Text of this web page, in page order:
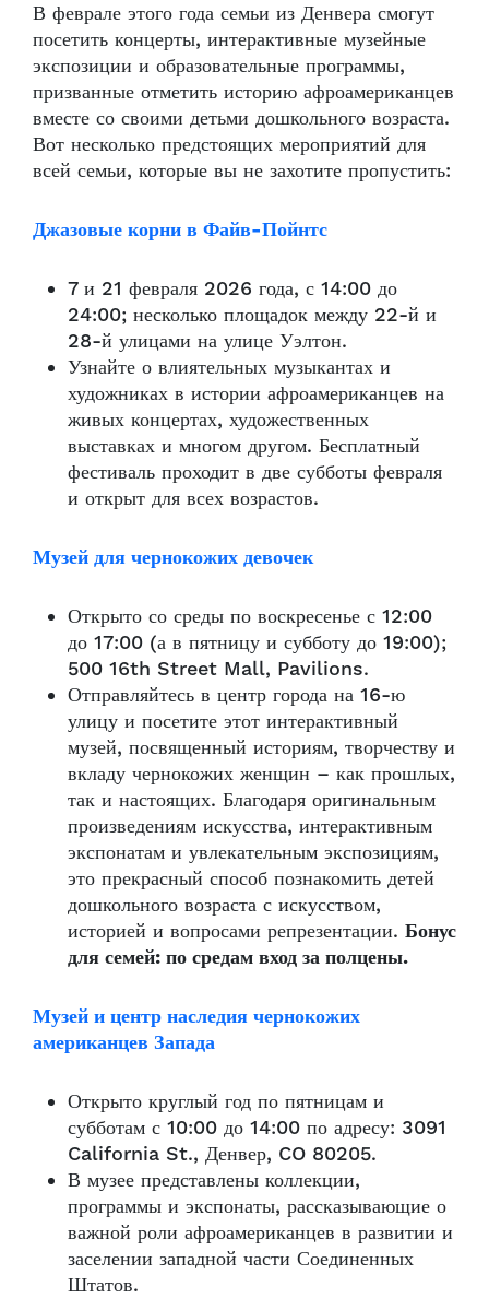
В феврале этого года семьи из Денвера смогут
посетить концерты, интерактивные музейные
экспозиции и образовательные программы,
призванные отметить историю афроамериканцев
вместе со своими детьми дошкольного возраста.
Вот несколько предстоящих мероприятий для
всей семьи, которые вы не захотите пропустить:
Джазовые корни в Файв-Пойнтс
7 и 21 февраля 2026 года, с 14:00 до
24:00; несколько площадок между 22-й и
28-й улицами на улице Уэлтон.
Узнайте о влиятельных музыкантах и
художниках в истории афроамериканцев на
живых концертах, художественных
выставках и многом другом. Бесплатный
фестиваль проходит в две субботы февраля
и открыт для всех возрастов.
Музей для чернокожих девочек
Открыто со среды по воскресенье с 12:00
до 17:00 (а в пятницу и субботу до 19:00);
500 16th Street Mall, Pavilions.
Отправляйтесь в центр города на 16-ю
улицу и посетите этот интерактивный
музей, посвященный историям, творчеству и
вкладу чернокожих женщин – как прошлых,
так и настоящих. Благодаря оригинальным
произведениям искусства, интерактивным
экспонатам и увлекательным экспозициям,
это прекрасный способ познакомить детей
дошкольного возраста с искусством,
историей и вопросами репрезентации. Бонус
для семей: по средам вход за полцены.
Музей и центр наследия чернокожих
американцев Запада
Открыто круглый год по пятницам и
субботам с 10:00 до 14:00 по адресу: 3091
California St., Денвер, CO 80205.
В музее представлены коллекции,
программы и экспонаты, рассказывающие о
важной роли афроамериканцев в развитии и
заселении западной части Соединенных
Штатов.